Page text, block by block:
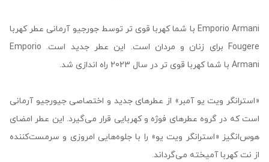
Emporio Armani با شما کهربا قوی تر توسط جورجیو آرمانی عطر کهربا
Fougere برای زنان و مردان است. این عطر جدید است. Emporio
Armani با شما کهربا قوی تر در سال 2023 راه اندازی شد.
«استرانگر ویت یو آمبر» از عطرهای جدید و اختصاصی جیورجیو آرمانی
است که در گروه عطرهای فوژه و کهربایی قرار می‌گیرد. این عطر امضای
هوس‌انگیز «استرانگر ویت یو» را با جلوه‌هایی امروزی و سرمست‌کننده
از نت کهربا آمیخته می‌گرداند.